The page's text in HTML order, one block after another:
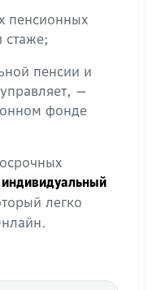
пенсионных
стаже;
пенсии и
—
фонде
индивидуальный
легко